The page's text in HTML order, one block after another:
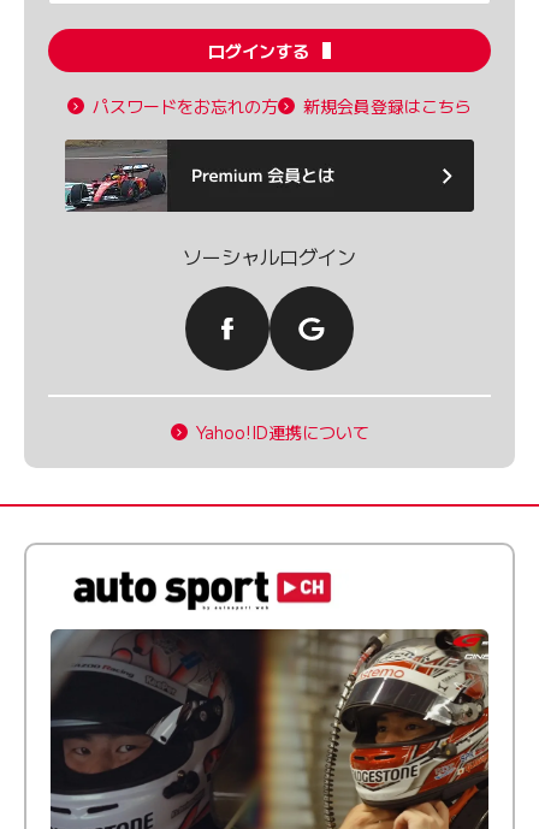
ログインする
パスワードをお忘れの方 新規会員登録はこちら
ソーシャルログイン
Yahoo!ID連携について